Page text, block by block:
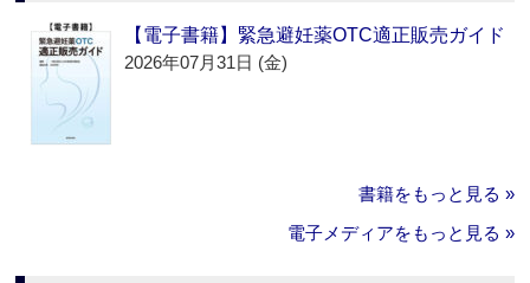
【電子書籍】緊急避妊薬OTC適正販売ガイド
2026年07月31日 (金)
書籍をもっと見る »
電子メディアをもっと見る »